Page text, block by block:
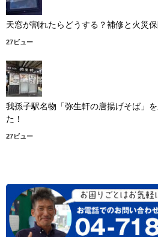
天窓が割れたらどうする？補修と火災
27ビュー
我孫子駅名物「弥生軒の唐揚げそば」
た！
27ビュー